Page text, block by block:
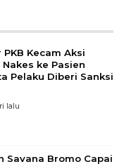
Kecam Aksi
ke Pasien
Pelaku Diberi Sanksi
lalu
Savana Bromo Capai